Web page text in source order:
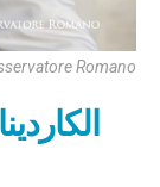
Romano